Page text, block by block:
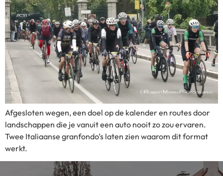
Afgesloten wegen, een doel op de kalender en routes door
landschappen die je vanuit een auto nooit zo zou ervaren.
Twee Italiaanse granfondo’s laten zien waarom dit format
werkt.